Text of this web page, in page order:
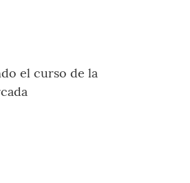
el curso de la